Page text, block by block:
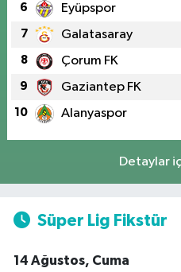
6 Eyüpspor
7 Galatasaray
8 Çorum FK
9 Gaziantep FK
10 Alanyaspor
Detaylar
Süper Lig Fikstür
14 Ağustos, Cuma